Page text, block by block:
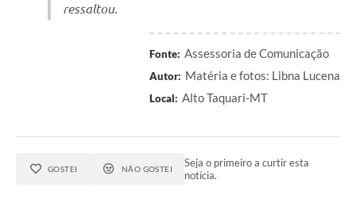
ressaltou.
Fonte: Assessoria de Comunicação
Autor: Matéria e fotos: Libna Lucena
Local: Alto Taquari-MT
GOSTEI NÃO GOSTEI
Seja o primeiro a curtir esta
notícia.